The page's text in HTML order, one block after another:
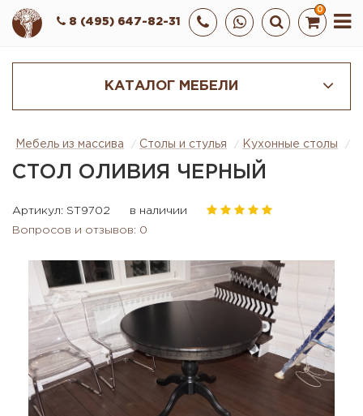
0
8 (495) 647-82-31
КАТАЛОГ МЕБЕЛИ
Мебель из массива Столы и стулья Кухонные столы
СТОЛ ОЛИВИЯ ЧЕРНЫЙ
Артикул: ST9702
в наличии
Вопросов и отзывов: 0